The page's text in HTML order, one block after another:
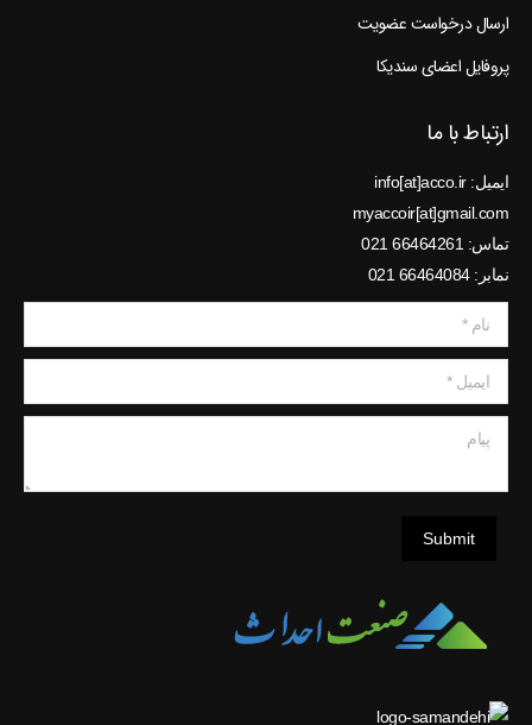
ارسال درخواست عضویت
پروفایل اعضای سندیکا
ارتباط با ما
ایمیل: info[at]acco.ir
myaccoir[at]gmail.com
تماس: 66464261 021
نمابر: 66464084 021
نام *
ایمیل *
Submit